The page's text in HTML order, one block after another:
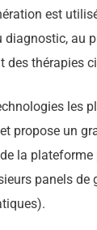
est
au
des thérapies
les
propose un
la
panels de